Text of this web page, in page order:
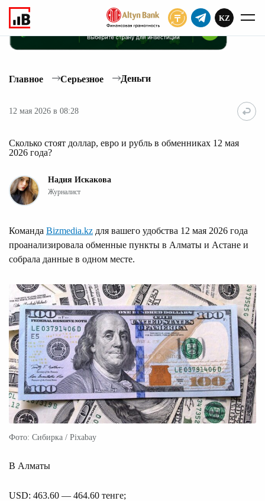
KZ
Главное Серьезное Деньги
12 мая 2026 в 08:28
Сколько стоят доллар, евро и рубль в обменниках 12 мая
2026 года?
Надия Искакова
Журналист
Команда Bizmedia.kz для вашего удобства 12 мая 2026 года
проанализировала обменные пункты в Алматы и Астане и
собрала данные в одном месте.
Фото: Сибирка / Pixabay
В Алматы
USD: 463.60 — 464.60 тенге;